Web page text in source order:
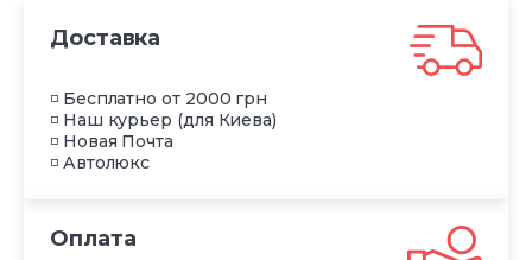
Доставка
◽ Бесплатно от 2000 грн
◽ Наш курьер (для Киева)
◽ Новая Почта
◽ Автолюкс
Оплата